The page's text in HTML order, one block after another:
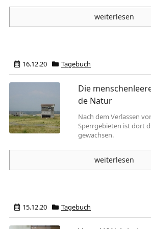
weiterlesen
16.12.20 Tagebuch
Die
de Natur
Nach dem Verlassen
Sperrgebieten ist dort
gewachsen.
weiterlesen
15.12.20 Tagebuch